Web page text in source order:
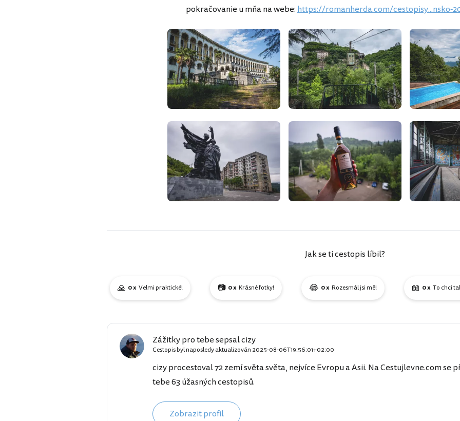
pokračovanie u mňa na webe:https://romanherda.com/cestopisy...nsko-
Jak se ti cestopis líbil?
🙏 0 x Velmi praktické! 📷 0 x Krásné fotky! 😂 0 x Rozesmál jsi mě! 📖 0 x To chci
Zážitky pro tebe sepsal cizy
Cestopis byl naposledy aktualizován 2025-08-06T19:56:01+02:00
cizy procestoval 72 zemí světa světa, nejvíce Evropu a Asii. Na Cestujlevne.com se
tebe 63 úžasných cestopisů.
Zobrazit profil